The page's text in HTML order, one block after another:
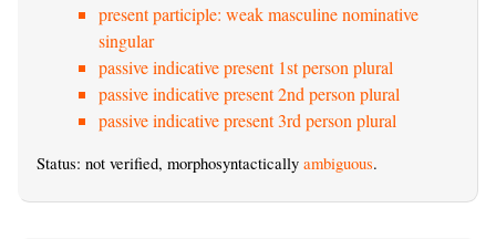
present participle: weak masculine nominative
singular
passive indicative present 1st person plural
passive indicative present 2nd person plural
passive indicative present 3rd person plural
Status: not verified, morphosyntactically ambiguous.